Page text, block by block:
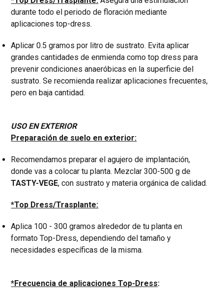
durante todo el periodo de floración mediante
aplicaciones top-dress.
Aplicar 0.5 gramos por litro de sustrato. Evita aplicar
grandes cantidades de enmienda como top dress para
prevenir condiciones anaeróbicas en la superficie del
sustrato. Se recomienda realizar aplicaciones frecuentes,
pero en baja cantidad.
USO EN EXTERIOR
Preparación de suelo en exterior:
Recomendamos preparar el agujero de implantación,
donde vas a colocar tu planta. Mezclar 300-500 g de
TASTY-VEGE, con sustrato y materia orgánica de calidad.
*Top Dress/Trasplante:
Aplica 100 - 300 gramos alrededor de tu planta en
formato Top-Dress, dependiendo del tamaño y
necesidades específicas de la misma.
*Frecuencia de aplicaciones Top-Dress: